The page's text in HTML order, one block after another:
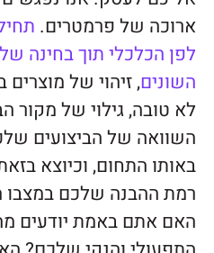
ארוכה של פרמטרים.
לפן הכלכלי תוך בחינה
השונים, זיהוי של מוצרים
לא טובה, גילוי של מקור
השוואה של הביצועים
באותו התחום, וכיוצא
רמת ההבנה שלכם במצבו
האם אתם באמת יודעים